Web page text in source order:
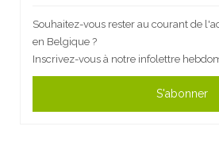
Souhaitez-vous rester au courant de
en Belgique ?
Inscrivez-vous à notre infolettre
S'abonner